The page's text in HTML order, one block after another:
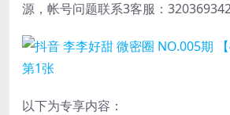
源，帐号问题联系3客服：
以下为专享内容：